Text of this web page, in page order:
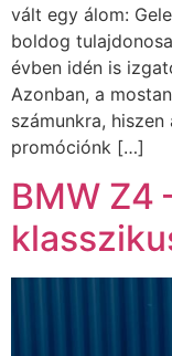
vált egy álom:
boldog
évben idén is
Azonban, a
számunkra, hiszen
promóciónk […]
BMW Z4